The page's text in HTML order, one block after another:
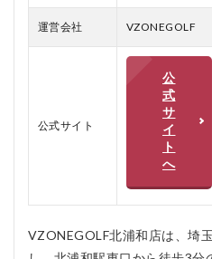
北浦和店をお
すすめする人
北浦和店のよ
運営会社 VZONEGOLF
公式サイト
公
式
サ
イ
ト
へ
VZONEGOLF北浦和店は、埼